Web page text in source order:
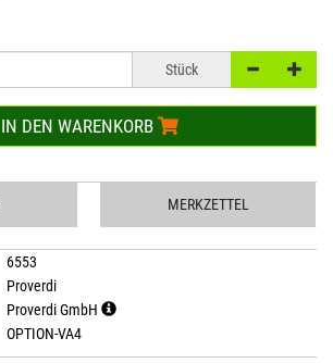
Stück
IN DEN WARENKORB
MERKZETTEL
6553
Proverdi
Proverdi GmbH
OPTION-VA4